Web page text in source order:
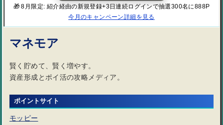
🎁 8月限定: 紹介経由の新規登録+3日連続ログインで抽選300名に888P
今月のキャンペーン詳細を見る
マネモア
賢く貯めて、賢く増やす。
資産形成とポイ活の攻略メディア。
ポイントサイト
モッピー